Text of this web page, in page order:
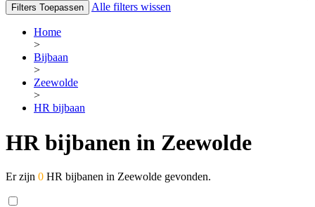
Filters Toepassen Alle filters wissen
Home
>
Bijbaan
>
Zeewolde
>
HR bijbaan
HR bijbanen in Zeewolde
Er zijn 0 HR bijbanen in Zeewolde gevonden.